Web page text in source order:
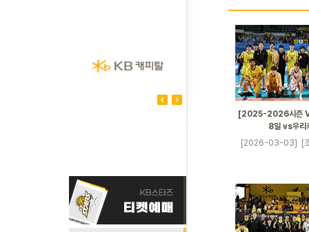
[2025-2026시즌
8일 vs우리
[2026-03-03]
[